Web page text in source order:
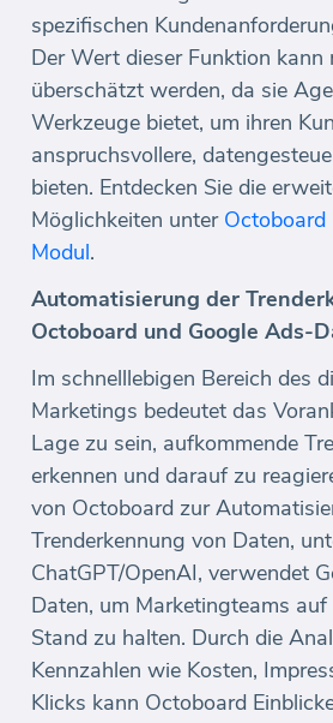
spezifischen
Der Wert dieser Funktion kann
überschätzt werden, da sie
Werkzeuge bietet, um ihren
anspruchsvollere,
bieten. Entdecken Sie die
Möglichkeiten unter Octoboard
Modul.
Automatisierung der
Octoboard und Google Ads-
Im schnelllebigen Bereich des
Marketings bedeutet das
Lage zu sein, aufkommende
erkennen und darauf zu
von Octoboard zur
Trenderkennung von Daten,
ChatGPT/OpenAI, verwendet
Daten, um Marketingteams auf
Stand zu halten. Durch die
Kennzahlen wie Kosten,
Klicks kann Octoboard